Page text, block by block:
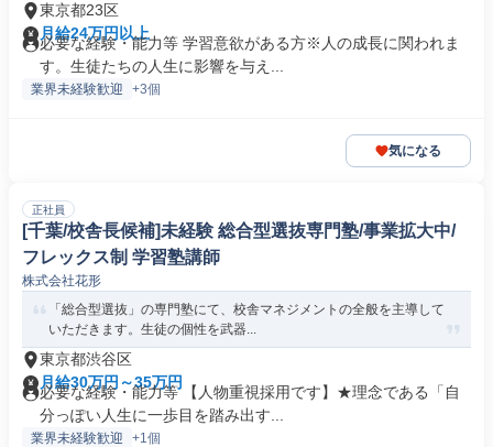
東京都23区
月給24万円以上
必要な経験・能力等 学習意欲がある方※人の成長に関われま
す。生徒たちの人生に影響を与え...
業界未経験歓迎 +3個
気になる
正社員
[千葉/校舎長候補]未経験 総合型選抜専門塾/事業拡大中/
フレックス制 学習塾講師
株式会社花形
「総合型選抜」の専門塾にて、校舎マネジメントの全般を主導して
いただきます。生徒の個性を武器...
東京都渋谷区
月給30万円～35万円
必要な経験・能力等 【人物重視採用です】★理念である「自
分っぽい人生に一歩目を踏み出す...
業界未経験歓迎 +1個